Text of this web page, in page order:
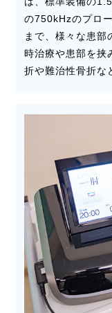
の750kHzのプロ
まで、様々な患部
時治療や患部を挟
折や難治性骨折な